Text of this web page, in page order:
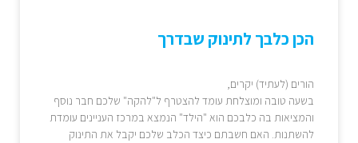
הכן כלבך לתינוק שבדרך
הורים (לעתיד) יקרים,
בשעה טובה ומוצלחת עומד להצטרף ל"להקה" שלכם חבר נוסף
והמציאות בה כלבכם הוא "הילד" הנמצא במרכז העניינים עומדת
להשתנות. האם חשבתם כיצד הכלב שלכם יקבל את התינוק